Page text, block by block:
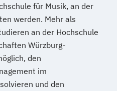
für Musik, an der
werden. Mehr als
an der Hochschule
Würzburg-
den
im
und den